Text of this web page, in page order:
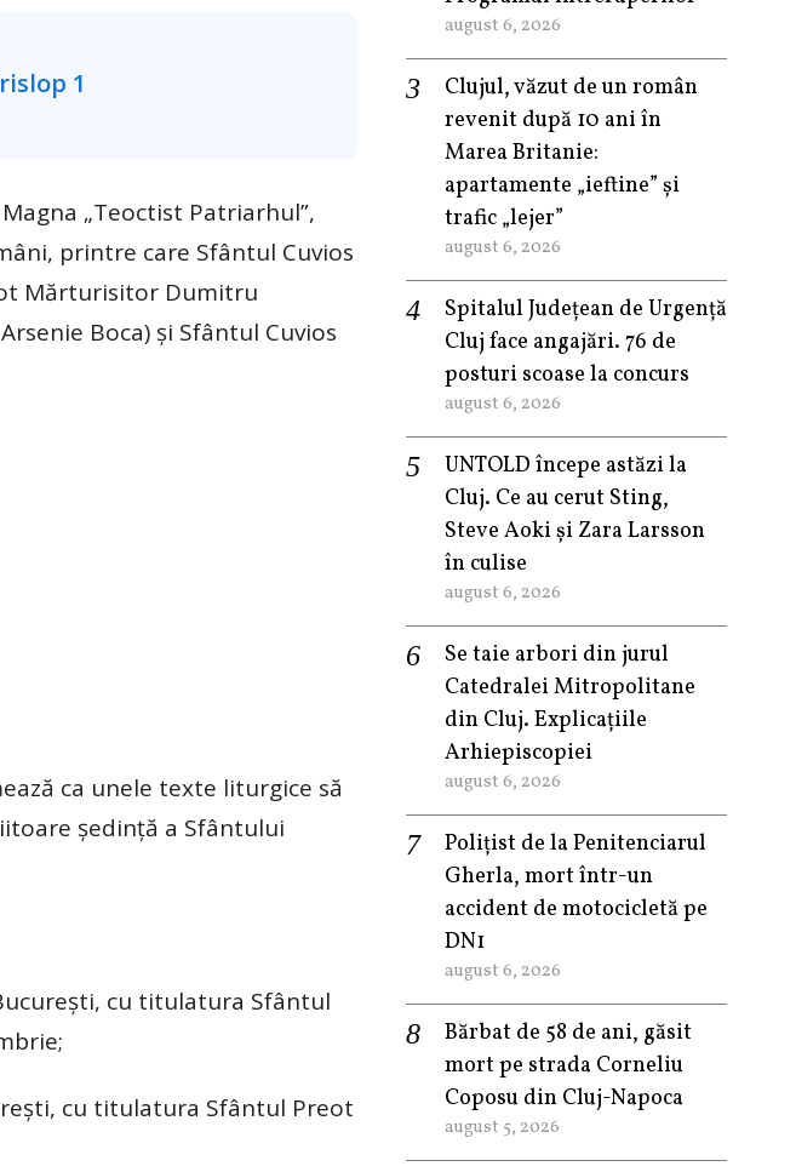
„Teoctist Patriarhul”,
printre care Sfântul Cuvios
Mărturisitor Dumitru
Boca) şi Sfântul Cuvios
ca unele texte liturgice să
şedinţă a Sfântului
cu titulatura Sfântul
cu titulatura Sfântul Preot
august 6, 2026
Clujul, văzut de un român
revenit după 10 ani în
Marea Britanie:
apartamente „ieftine” și
trafic „lejer”
august 6, 2026
Spitalul Județean de Urgență
Cluj face angajări. 76 de
posturi scoase la concurs
august 6, 2026
UNTOLD începe astăzi la
Cluj. Ce au cerut Sting,
Steve Aoki și Zara Larsson
în culise
august 6, 2026
Se taie arbori din jurul
Catedralei Mitropolitane
din Cluj. Explicațiile
Arhiepiscopiei
august 6, 2026
Polițist de la Penitenciarul
Gherla, mort într-un
accident de motocicletă pe
DN1
august 6, 2026
Bărbat de 58 de ani, găsit
mort pe strada Corneliu
Coposu din Cluj-Napoca
august 5, 2026